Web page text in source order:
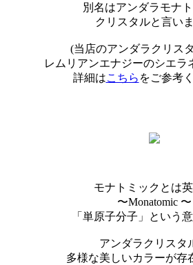
別名はアンダラモナ
クリスタルと言い
(当店のアンダラクリス
レムリアンエナジーのシエ
詳細はこちら をご参考
モナトミックとは
〜Monatomic 〜
「単原子分子」という
アンダラクリスタ
多様な美しいカラーが存